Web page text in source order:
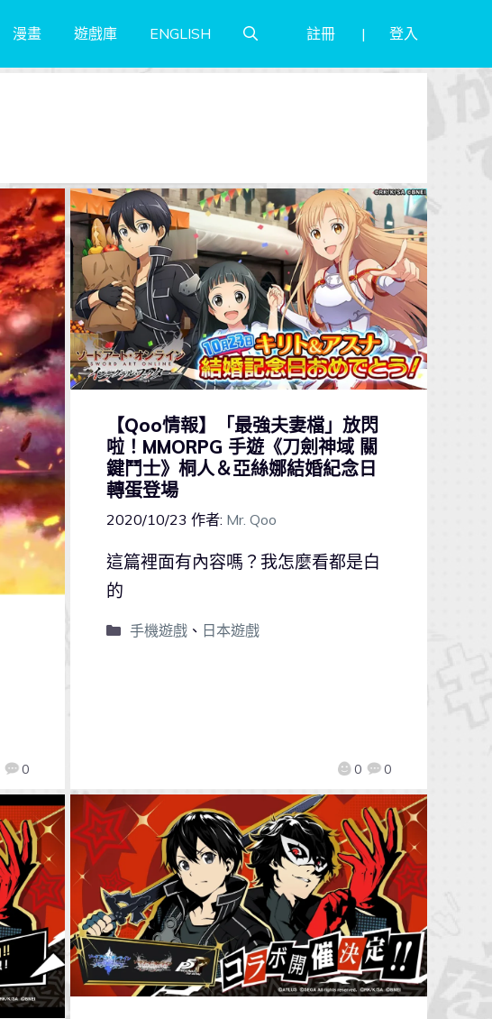
漫畫 遊戲庫 ENGLISH 註冊 登入
0
【Qoo情報】「最強夫妻檔」放閃
啦！MMORPG 手遊《刀劍神域 關
鍵鬥士》桐人＆亞絲娜結婚紀念日
轉蛋登場
2020/10/23 作者: Mr. Qoo
0 0
這篇裡面有內容嗎？我怎麼看都是白
的
手機遊戲、 日本遊戲